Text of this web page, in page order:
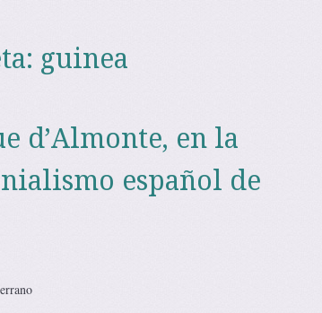
guinea
d’Almonte, en la
español de